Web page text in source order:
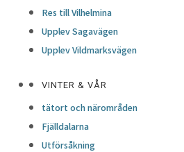
Res till Vilhelmina
Upplev Sagavägen
Upplev Vildmarksvägen
VINTER & VÅR
tätort och närområden
Fjälldalarna
Utförsåkning